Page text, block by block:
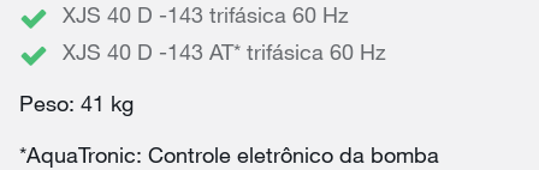
XJS 40 D -143 trifásica 60 Hz
XJS 40 D -143 AT* trifásica 60 Hz
Peso: 41 kg
*AquaTronic: Controle eletrônico da bomba